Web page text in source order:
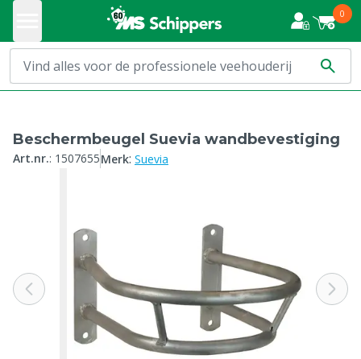
0
Beschermbeugel Suevia wandbevestiging
Art.nr.: 1507655Merk: Suevia